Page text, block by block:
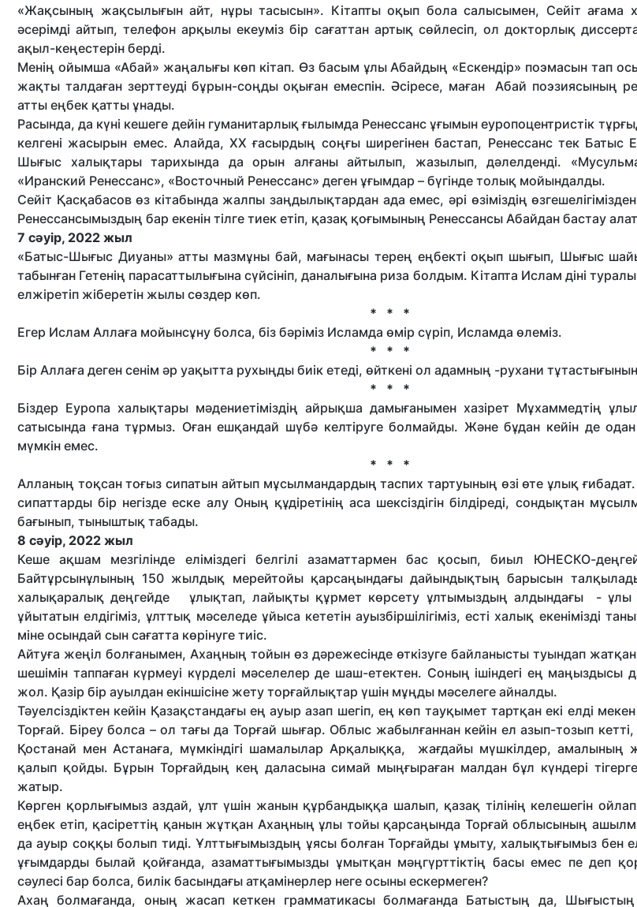
«Жақсының жақсылығын айт, нұры тасысын». Кітапты оқып бола салысымен, Сейіт ағама
әсерімді айтып, телефон арқылы екеуміз бір сағаттан артық сөйлесіп, ол докторлық
ақыл-кеңестерін берді.
Менің ойымша «Абай» жаңалығы көп кітап. Өз басым ұлы Абайдың «Ескендір» поэмасын тап
жақты талдаған зерттеуді бұрын-соңды оқыған емеспін. Әсіресе, маған Абай поэзиясының
атты еңбек қатты ұнады.
Расында, да күні кешеге дейін гуманитарлық ғылымда Ренессанс ұғымын еуропоцентристік
келгені жасырын емес. Алайда, ХХ ғасырдың соңғы ширегінен бастап, Ренессанс тек Батыс
Шығыс халықтары тарихында да орын алғаны айтылып, жазылып, дәлелденді.
«Иранский Ренессанс», «Восточный Ренессанс» деген ұғымдар – бүгінде толық мойындалды.
Сейіт Қасқабасов өз кітабында жалпы заңдылықтардан ада емес, әрі өзіміздің
Ренессансымыздың бар екенін тілге тиек етіп, қазақ қоғымының Ренессансы Абайдан бастау
7 сәуір, 2022 жыл
«Батыс-Шығыс Диуаны» атты мазмұны бай, мағынасы терең еңбекті оқып шығып, Шығыс
табынған Гетенің парасаттылығына сүйсініп, даналығына риза болдым. Кітапта Ислам діні
елжіретіп жіберетін жылы сөздер көп.
* * *
Егер Ислам Аллаға мойынсұну болса, біз бәріміз Исламда өмір сүріп, Исламда өлеміз.
* * *
Бір Аллаға деген сенім әр уақытта рухыңды биік етеді, өйткені ол адамның -рухани
* * *
Біздер Еуропа халықтары мәдениетіміздің айрықша дамығанымен хазірет Мұхаммедтің
сатысында ғана тұрмыз. Оған ешқандай шүбә келтіруге болмайды. Және бұдан кейін де
мүмкін емес.
* * *
Алланың тоқсан тоғыз сипатын айтып мұсылмандардың таспих тартуының өзі өте ұлық ғибадат.
сипаттарды бір негізде еске алу Оның құдіретінің аса шексіздігін білдіреді, сондықтан
бағынып, тыныштық табады.
8 сәуір, 2022 жыл
Кеше ақшам мезгілінде еліміздегі белгілі азаматтармен бас қосып, биыл ЮНЕСКО-
Байтұрсынұлының 150 жылдық мерейтойы қарсаңындағы дайындықтың барысын
халықаралық деңгейде ұлықтап, лайықты құрмет көрсету ұлтымыздың алдындағы - ұлы
ұйытатын елдігіміз, ұлттық мәселеде ұйыса кететін ауызбіршілігіміз, есті халық екенімізді
міне осындай сын сағатта көрінуге тиіс.
Айтуға жеңіл болғанымен, Ахаңның тойын өз дәрежесінде өткізуге байланысты туындап
шешімін таппаған күрмеуі күрделі мәселелер де шаш-етектен. Соның ішіндегі ең маңыздысы
жол. Қазір бір ауылдан екіншісіне жету торғайлықтар үшін мұңды мәселеге айналды.
Тәуелсіздіктен кейін Қазақстандағы ең ауыр азап шегіп, ең көп тауқымет тартқан екі елді
Торғай. Біреу болса – ол тағы да Торғай шығар. Облыс жабылғаннан кейін ел азып-тозып
Қостанай мен Астанаға, мүмкіндігі шамалылар Арқалыққа, жағдайы мүшкілдер, амалының
қалып қойды. Бұрын Торғайдың кең даласына симай мыңғыраған малдан бұл күндері
жатыр.
Көрген қорлығымыз аздай, ұлт үшін жанын құрбандыққа шалып, қазақ тілінің келешегін ойлап
еңбек етіп, қасіреттің қанын жұтқан Ахаңның ұлы тойы қарсаңында Торғай облысының
да ауыр соққы болып тиді. Ұлттығымыздың ұясы болған Торғайды ұмыту, халықтығымыз бен
ұғымдарды былай қойғанда, азаматтығымызды ұмытқан мәңгүрттіктің басы емес пе деп
сәулесі бар болса, билік басындағы атқамінерлер неге осыны ескермеген?
Ахаң болмағанда, оның жасап кеткен грамматикасы болмағанда Батыстың да, Шығыстың